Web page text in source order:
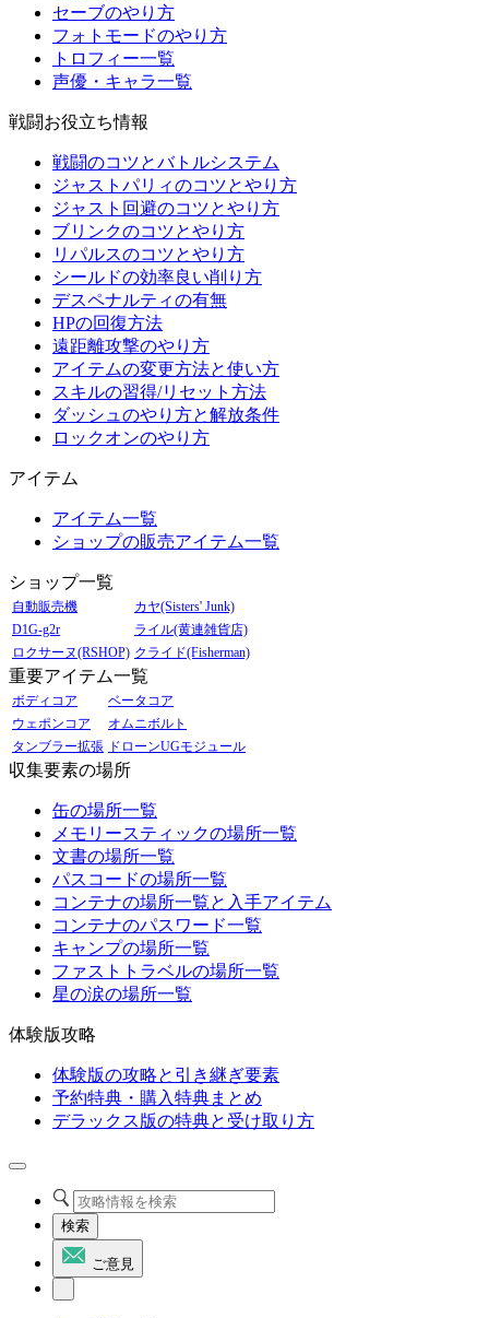
セーブのやり方
フォトモードのやり方
トロフィー一覧
声優・キャラ一覧
戦闘お役立ち情報
戦闘のコツとバトルシステム
ジャストパリィのコツとやり方
ジャスト回避のコツとやり方
ブリンクのコツとやり方
リパルスのコツとやり方
シールドの効率良い削り方
デスペナルティの有無
HPの回復方法
遠距離攻撃のやり方
アイテムの変更方法と使い方
スキルの習得/リセット方法
ダッシュのやり方と解放条件
ロックオンのやり方
アイテム
アイテム一覧
ショップの販売アイテム一覧
ショップ一覧
自動販売機
カヤ(Sisters' Junk)
D1G-g2r
ライル(黄連雑貨店)
ロクサーヌ(RSHOP) クライド(Fisherman)
重要アイテム一覧
ボディコア
ベータコア
ウェポンコア
オムニボルト
タンブラー拡張 ドローンUGモジュール
収集要素の場所
缶の場所一覧
メモリースティックの場所一覧
文書の場所一覧
パスコードの場所一覧
コンテナの場所一覧と入手アイテム
コンテナのパスワード一覧
キャンプの場所一覧
ファストトラベルの場所一覧
星の涙の場所一覧
体験版攻略
体験版の攻略と引き継ぎ要素
予約特典・購入特典まとめ
デラックス版の特典と受け取り方
検索
ご意見